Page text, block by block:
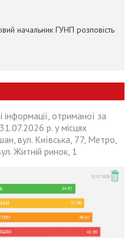
начальник ГУНП розповість
інформації, отриманої за
р. у місцях
вул. Київська, 77, Метро,
Житній ринок, 1